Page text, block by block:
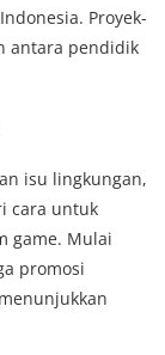
Proyek-
antara pendidik
isu lingkungan,
cara untuk
game. Mulai
promosi